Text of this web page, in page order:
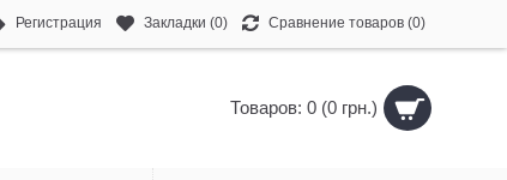
Регистрация Закладки (0) Сравнение товаров (0)
Товаров: 0 (0 грн.)